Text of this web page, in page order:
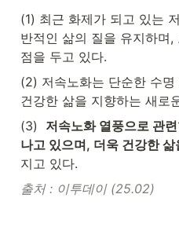
(1) 최근 화제가 되고 있는
반적인 삶의 질을 유지하며
점을 두고 있다.
(2) 저속노화는 단순한 수
건강한 삶을 지향하는 새로
(3) 저속노화 열풍으로 관
나고 있으며, 더욱 건강한
지고 있다.
출처 : 이투데이 (25.02)